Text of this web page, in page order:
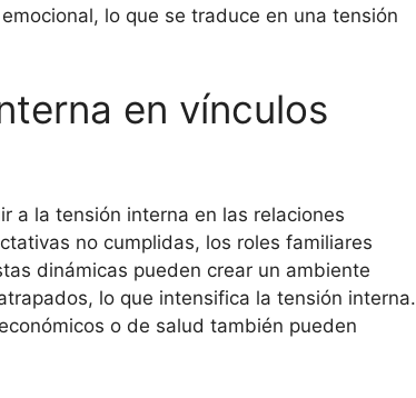
lo que se traduce en una tensión
en vínculos
a la tensión interna en las relaciones
no cumplidas, los roles familiares
dinámicas pueden crear un ambiente
lo que intensifica la tensión interna.
o de salud también pueden